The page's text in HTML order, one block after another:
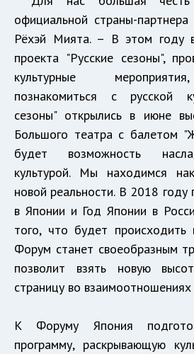
официальной страны-
Рёхэй Мията. – В этом году
проекта "Русские сезоны",
культурные
познакомиться с русской
сезоны" открылись в июне
Большого театра с балетом
будет возможность
культурой. Мы находимся
новой реальности. В 2018 году
в Японии и Год Японии в
того, что будет
Форум станет своеобразным
позволит взять новую
страницу во
К Форуму Япония
программу, раскрывающую